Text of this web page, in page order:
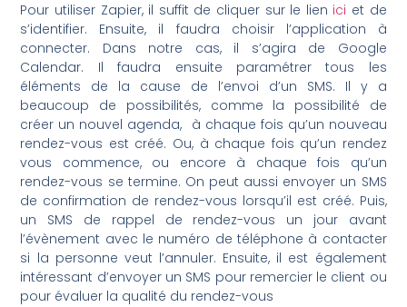
Pour utiliser Zapier, il suffit de cliquer sur le lien ici et de
s’identifier. Ensuite, il faudra choisir l’application à
connecter. Dans notre cas, il s’agira de Google
Calendar. Il faudra ensuite paramétrer tous les
éléments de la cause de l’envoi d’un SMS. Il y a
beaucoup de possibilités, comme la possibilité de
créer un nouvel agenda, à chaque fois qu’un nouveau
rendez-vous est créé. Ou, à chaque fois qu’un rendez
vous commence, ou encore à chaque fois qu’un
rendez-vous se termine. On peut aussi envoyer un SMS
de confirmation de rendez-vous lorsqu’il est créé. Puis,
un SMS de rappel de rendez-vous un jour avant
l’évènement avec le numéro de téléphone à contacter
si la personne veut l’annuler. Ensuite, il est également
intéressant d’envoyer un SMS pour remercier le client ou
pour évaluer la qualité du rendez-vous